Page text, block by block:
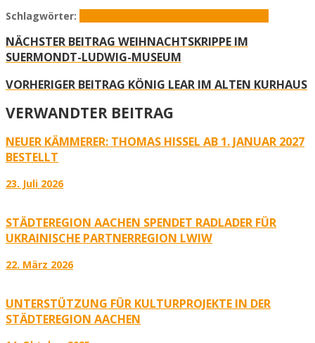
Schlagwörter:
NÄCHSTER BEITRAG WEIHNACHTSKRIPPE IM
SUERMONDT-LUDWIG-MUSEUM
VORHERIGER BEITRAG KÖNIG LEAR IM ALTEN KURHAUS
VERWANDTER BEITRAG
NEUER KÄMMERER: THOMAS HISSEL AB 1. JANUAR 2027
BESTELLT
23. Juli 2026
STÄDTEREGION AACHEN SPENDET RADLADER FÜR
UKRAINISCHE PARTNERREGION LWIW
22. März 2026
UNTERSTÜTZUNG FÜR KULTURPROJEKTE IN DER
STÄDTEREGION AACHEN